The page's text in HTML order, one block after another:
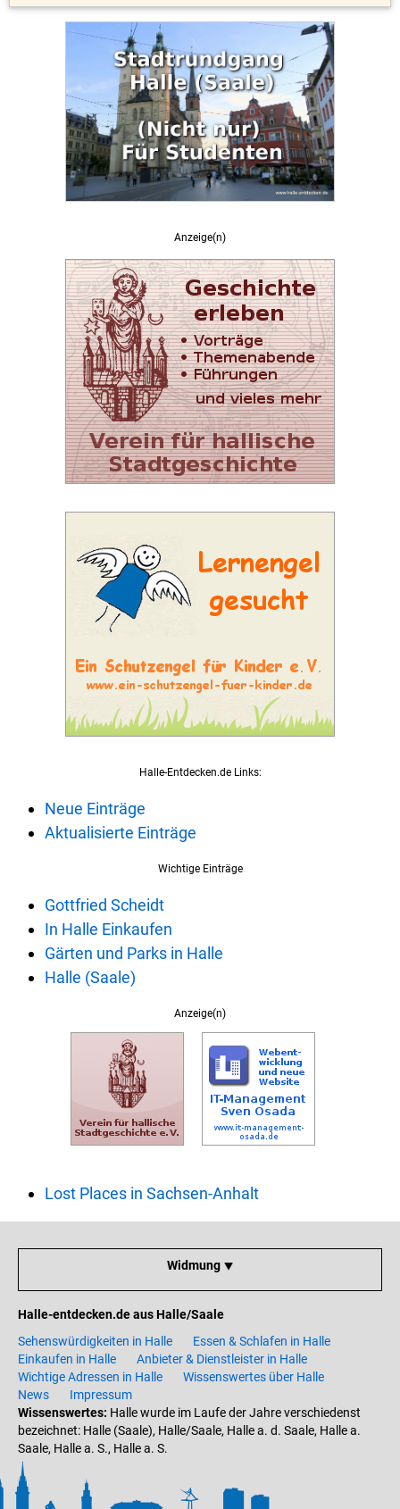
Anzeige(n)
Halle-Entdecken.de Links:
Neue Einträge
Aktualisierte Einträge
Wichtige Einträge
Gottfried Scheidt
In Halle Einkaufen
Gärten und Parks in Halle
Halle (Saale)
Anzeige(n)
Lost Places in Sachsen-Anhalt
Widmung ⯆
Halle-entdecken.de aus Halle/Saale
Sehenswürdigkeiten in Halle
Essen & Schlafen in Halle
Einkaufen in Halle
Anbieter & Dienstleister in Halle
Wichtige Adressen in Halle
Wissenswertes über Halle
News
Impressum
Wissenswertes: Halle wurde im Laufe der Jahre verschiedenst
bezeichnet: Halle (Saale), Halle/Saale, Halle a. d. Saale, Halle a.
Saale, Halle a. S., Halle a. S.